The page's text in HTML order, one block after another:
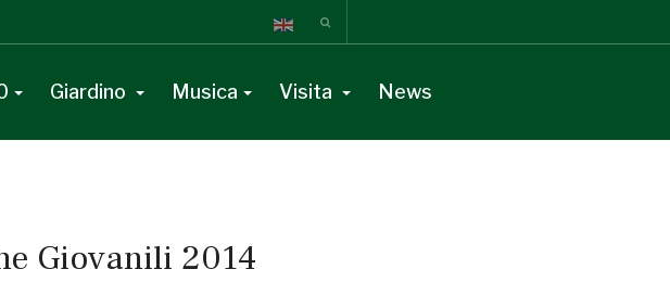
Giardino Musica Visita News
Giovanili 2014